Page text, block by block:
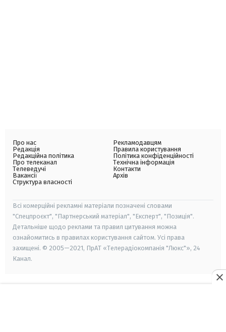
Про нас
Редакція
Редакційна політика
Про телеканал
Телеведучі
Вакансії
Структура власності
Рекламодавцям
Правила користування
Політика конфіденційності
Технічна інформація
Контакти
Архів
Всі комерційні рекламні матеріали позначені словами
"Спецпроєкт", "Партнерський матеріал", "Експерт", "Позиція".
Детальніше щодо реклами та правил цитування можна
ознайомитись в правилах користування сайтом. Усі права
захищені. © 2005—2021, ПрАТ «Телерадіокомпанія "Люкс"», 24
Канал.